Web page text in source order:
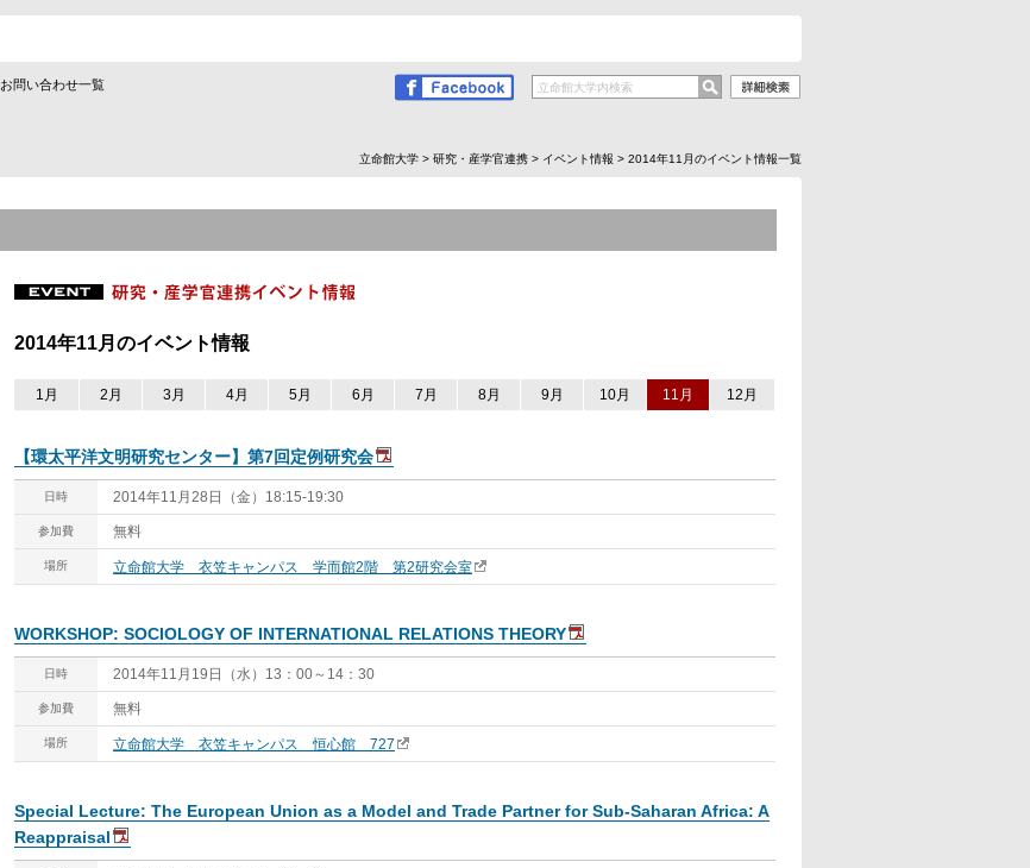
お問い合わせ一覧
立命館大学 > 研究・産学官連携 > イベント情報 > 2014年11月のイベント情報一覧
2014年11月のイベント情報
1月 2月 3月 4月 5月 6月 7月 8月 9月 10月 11月 12月
【環太平洋文明研究センター】第7回定例研究会
日時 2014年11月28日（金）18:15-19:30
参加費 無料
場所 立命館大学 衣笠キャンパス 学而館2階 第2研究会室
WORKSHOP: SOCIOLOGY OF INTERNATIONAL RELATIONS THEORY
日時 2014年11月19日（水）13：00～14：30
参加費 無料
場所 立命館大学 衣笠キャンパス 恒心館 727
Special Lecture: The European Union as a Model and Trade Partner for Sub-Saharan Africa: A
Reappraisal